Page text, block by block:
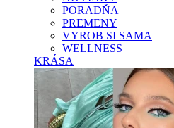
PORADŇA
PREMENY
VYROB SI SAMA
WELLNESS
KRÁSA